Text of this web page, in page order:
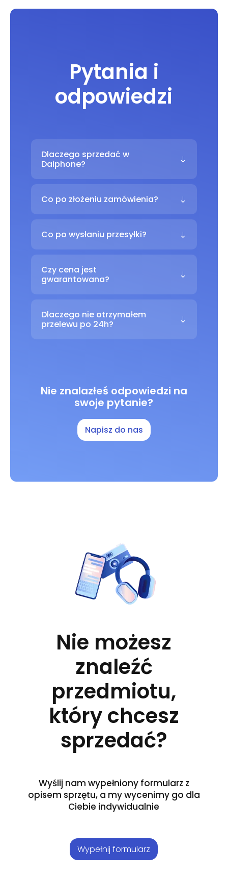
Pytania i
odpowiedzi
Dlaczego sprzedać w
Daiphone?
Co po złożeniu zamówienia?
Co po wysłaniu przesyłki?
Czy cena jest
gwarantowana?
Dlaczego nie otrzymałem
przelewu po 24h?
Nie znalazłeś odpowiedzi na
swoje pytanie?
Napisz do nas
Nie możesz
znaleźć
przedmiotu,
który chcesz
sprzedać?
Wyślij nam wypełniony formularz z
opisem sprzętu, a my wycenimy go dla
Ciebie indywidualnie
Wypełnij formularz